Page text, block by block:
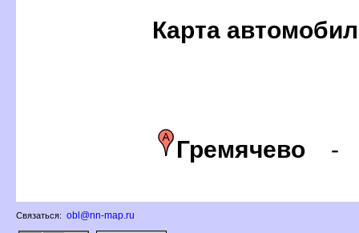
Карта
Гремячево
Связаться: obl@nn-map.ru